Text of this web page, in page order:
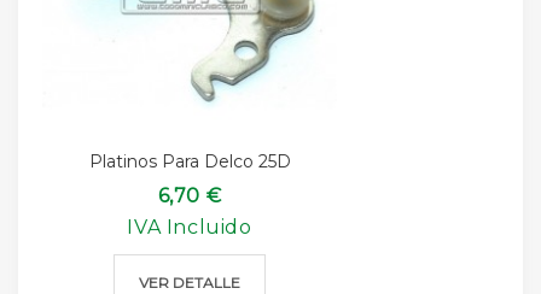
Platinos Para Delco 25D
6,70 €
IVA Incluido
VER DETALLE